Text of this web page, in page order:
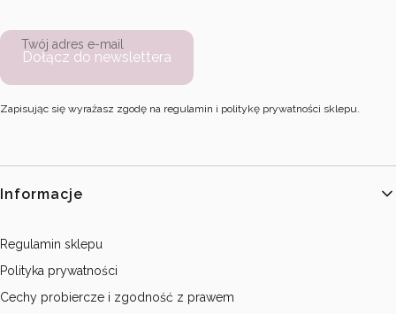
Twój adres e-mail
Dołącz do newslettera
Zapisując się wyrażasz zgodę na regulamin i politykę prywatności sklepu.
Linki w stopce
Informacje
Regulamin sklepu
Polityka prywatności
Cechy probiercze i zgodność z prawem